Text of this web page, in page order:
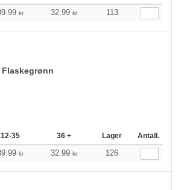
kr 32.99 kr 113
Flaskegrønn
12-35 36 + Lager Antall.
kr 32.99 kr 126